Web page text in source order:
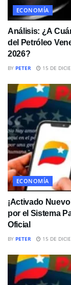
ECONOMÍA
Análisis: ¿A
del Petróleo
2026?
BY PETER 15 DE
ECONOMÍA
¡Activado
por el Sistema
Oficial
BY PETER 15 DE